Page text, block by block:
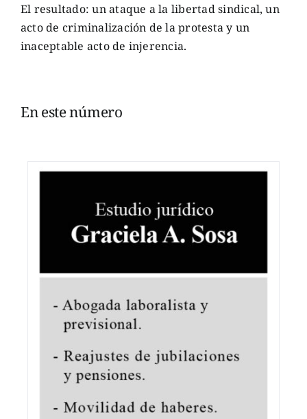
El resultado: un ataque a la libertad sindical, un
acto de criminalización de la protesta y un
inaceptable acto de injerencia.
En este número